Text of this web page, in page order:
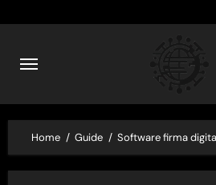
content
Home Guide Software firma